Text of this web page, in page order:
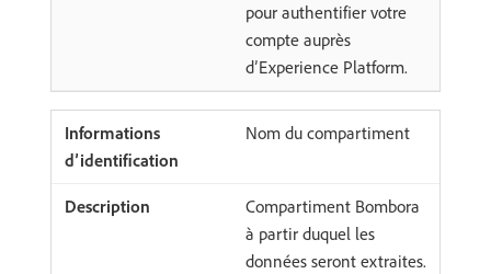
pour authentifier votre
compte auprès
d’Experience Platform.
Nom du compartiment
Compartiment Bombora
à partir duquel les
données seront extraites.